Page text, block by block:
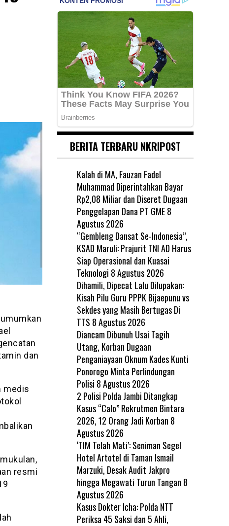
dan
medis
resmi
BERITA TERBARU NKRIPOST
Kalah di MA, Fauzan Fadel
Muhammad Diperintahkan Bayar
Rp2,08 Miliar dan Diseret Dugaan
Penggelapan Dana PT GME 8
Agustus 2026
“Gembleng Dansat Se-Indonesia”,
KSAD Maruli: Prajurit TNI AD Harus
Siap Operasional dan Kuasai
Teknologi 8 Agustus 2026
Dihamili, Dipecat Lalu Dilupakan:
Kisah Pilu Guru PPPK Bijaepunu vs
Sekdes yang Masih Bertugas Di
TTS 8 Agustus 2026
Diancam Dibunuh Usai Tagih
Utang, Korban Dugaan
Penganiayaan Oknum Kades Kunti
Ponorogo Minta Perlindungan
Polisi 8 Agustus 2026
2 Polisi Polda Jambi Ditangkap
Kasus “Calo” Rekrutmen Bintara
2026, 12 Orang Jadi Korban 8
Agustus 2026
‘TIM Telah Mati’: Seniman Segel
Hotel Artotel di Taman Ismail
Marzuki, Desak Audit Jakpro
hingga Megawati Turun Tangan 8
Agustus 2026
Kasus Dokter Icha: Polda NTT
Periksa 45 Saksi dan 5 Ahli,